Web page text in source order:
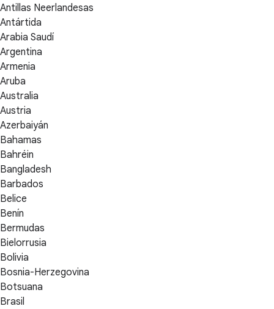
Antillas Neerlandesas
Antártida
Arabia Saudí
Argentina
Armenia
Aruba
Australia
Austria
Azerbaiyán
Bahamas
Bahréin
Bangladesh
Barbados
Belice
Benín
Bermudas
Bielorrusia
Bolivia
Bosnia-Herzegovina
Botsuana
Brasil